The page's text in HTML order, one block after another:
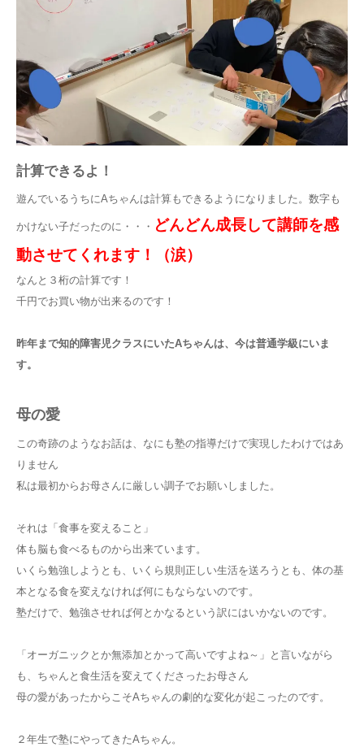
計算できるよ！
遊んでいるうちにAちゃんは計算もできるようになりました。数字も
かけない子だったのに・・・ どんどん成長して講師を感
動させてくれます！（涙）
なんと３桁の計算です！
千円でお買い物が出来るのです！
昨年まで知的障害児クラスにいたAちゃんは、今は普通学級にいま
す。
母の愛
この奇跡のようなお話は、なにも塾の指導だけで実現したわけではあ
りません
私は最初からお母さんに厳しい調子でお願いしました。
それは「食事を変えること」
体も脳も食べるものから出来ています。
いくら勉強しようとも、いくら規則正しい生活を送ろうとも、体の基
本となる食を変えなければ何にもならないのです。
塾だけで、勉強させれば何とかなるという訳にはいかないのです。
「オーガニックとか無添加とかって高いですよね～」と言いながら
も、ちゃんと食生活を変えてくださったお母さん
母の愛があったからこそAちゃんの劇的な変化が起こったのです。
２年生で塾にやってきたAちゃん。